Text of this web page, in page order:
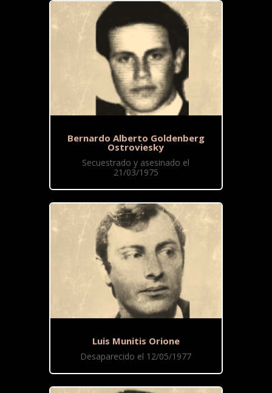
Bernardo Alberto Goldenberg
Ostroviesky
Secuestrado y asesinado el
21/03/1975
Luis Munitis Orione
Desaparecido el 12/05/1977